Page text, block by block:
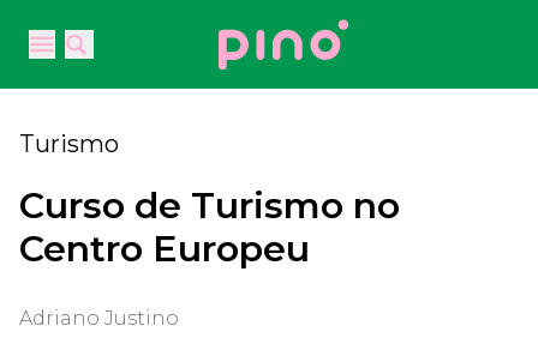
Open main menu
Open main menu
Your Company
Turismo
Curso de Turismo no
Centro Europeu
Adriano Justino